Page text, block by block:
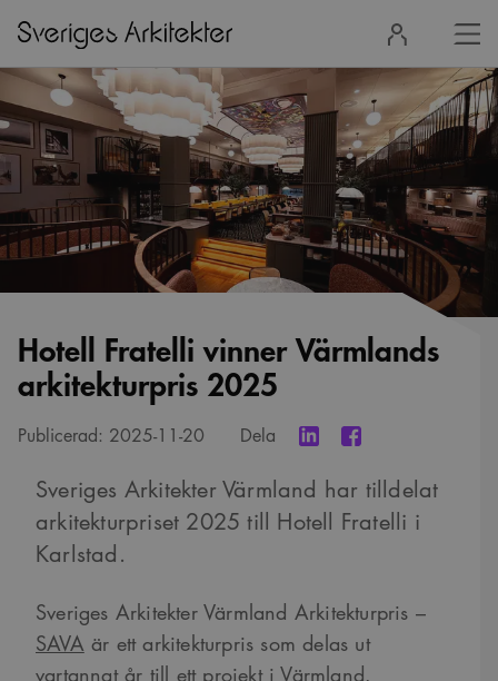
in
Hotell Fratelli vinner Värmlands
arkitekturpris 2025
Publicerad: 2025-11-20 Dela
Sveriges Arkitekter Värmland har tilldelat
arkitekturpriset 2025 till Hotell Fratelli i
Karlstad.
Sveriges Arkitekter Värmland Arkitekturpris –
SAVA är ett arkitekturpris som delas ut
vartannat år till ett projekt i Värmland.